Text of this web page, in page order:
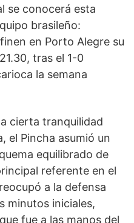
se conocerá esta
brasileño:
en Porto Alegre su
tras el 1-0
la semana
cierta tranquilidad
el Pincha asumió un
equilibrado de
referente en el
a la defensa
minutos iniciales,
fue a las manos del